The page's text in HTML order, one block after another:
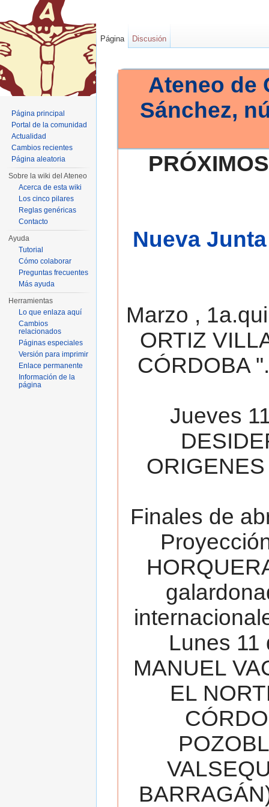
Ateneo de
Sánchez,
Nueva
Marzo ,
ORTIZ
CÓRDOBA
Jueves
Finales de
Lunes 11
MANUEL
EL
Página Discusión
Página principal
Portal de la comunidad
Actualidad
Cambios recientes
Página aleatoria
Sobre la wiki del Ateneo
Acerca de esta wiki
Los cinco pilares
Reglas genéricas
Contacto
Ayuda
Tutorial
Cómo colaborar
Preguntas frecuentes
Más ayuda
Herramientas
Lo que enlaza aquí
Cambios
relacionados
Páginas especiales
Versión para imprimir
Enlace permanente
Información de la
página